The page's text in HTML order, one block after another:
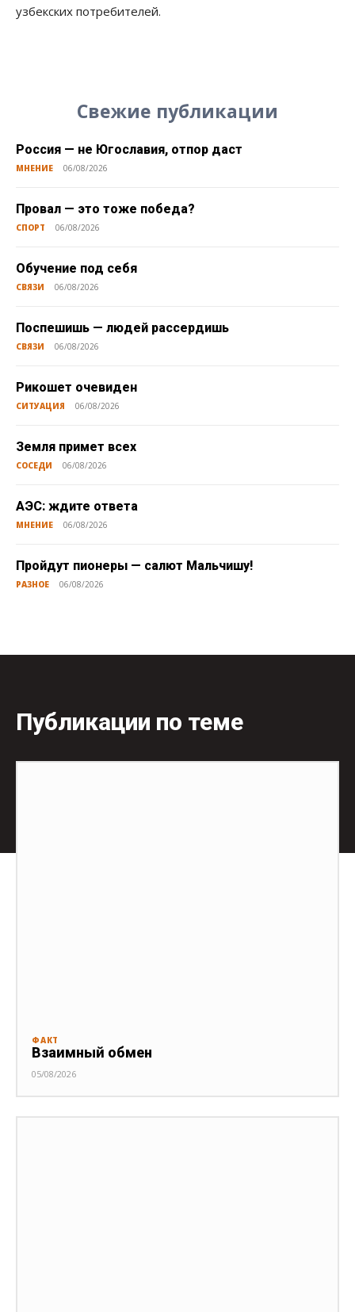
узбекских потребителей.
Свежие публикации
Россия — не Югославия, отпор даст
МНЕНИЕ 06/08/2026
Провал — это тоже победа?
СПОРТ 06/08/2026
Обучение под себя
СВЯЗИ 06/08/2026
Поспешишь — людей рассердишь
СВЯЗИ 06/08/2026
Рикошет очевиден
СИТУАЦИЯ 06/08/2026
Земля примет всех
СОСЕДИ 06/08/2026
АЭС: ждите ответа
МНЕНИЕ 06/08/2026
Пройдут пионеры — салют Мальчишу!
РАЗНОЕ 06/08/2026
Публикации по теме
ФАКТ
Взаимный обмен
05/08/2026